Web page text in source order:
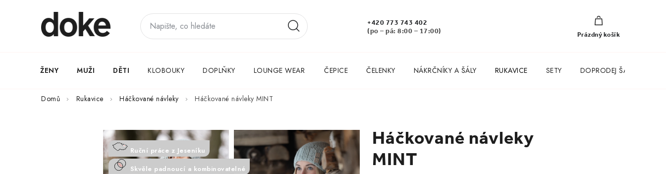
+420 773 743 402
(po – pá: 8:00 – 17:00)
NÁKUPNÍ
KOŠÍK
Prázdný košík
ŽENY MUŽI DĚTI KLOBOUKY DOPLŇKY LOUNGE WEAR ČEPICE ČELENKY NÁKRČNÍKY A ŠÁLY RUKAVICE SETY DOPRODEJ ŠATŮ
Domů Rukavice Háčkované návleky Háčkované návleky MINT
Háčkované návleky
MINT
Ruční práce z Jeseníku
Skvěle padnoucí a kombinovatelné